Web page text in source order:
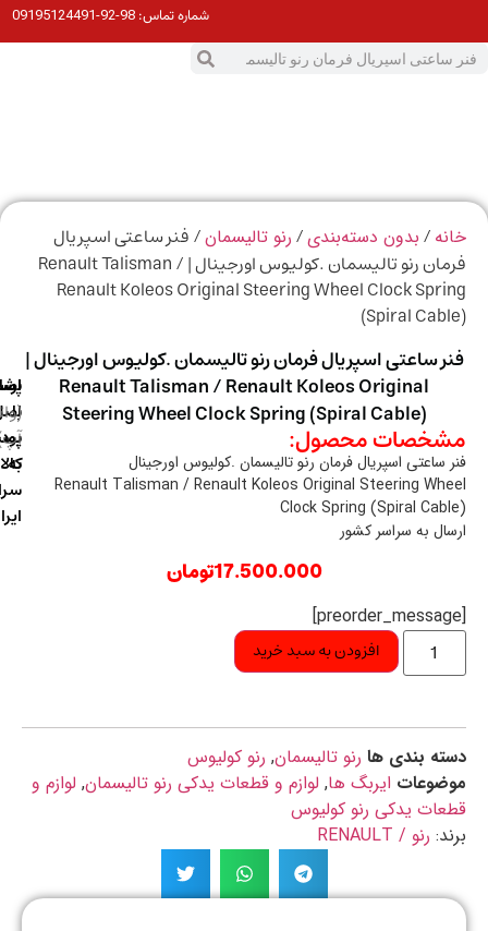
شماره تماس:98-92-09195124491
/بدون دسته‌بندی/رنو تالیسمان/ فنر ساعتی اسپریال
فرمان رنو تالیسمان .کولیوس اورجینال | Renault Talisman /
Renault Koleos Original Steering Wheel Clock
(Spiral
ساعتی اسپریال فرمان رنو تالیسمان .کولیوس اورجینال |
Renault Talisman / Renault Koleos Original
Steering Wheel Clock Spring (Spiral Cable)
محصول:
ساعتی اسپریال فرمان رنو تالیسمان .کولیوس اورجینال
Renault Talisman / Renault Koleos Original Steering
Clock Spring (Spiral
به سراسر کشور
17.500.000تومان
افزودن به سبد خرید
بندی ها رنو تالیسمان,رنو کولیوس
ایربگ ها,لوازم و قطعات یدکی رنو تالیسمان,لوازم و
یدکی رنو کولیوس
رنو / RENAULT
ارسال
سراسر
اصالت
پشتیبانی
(واتس